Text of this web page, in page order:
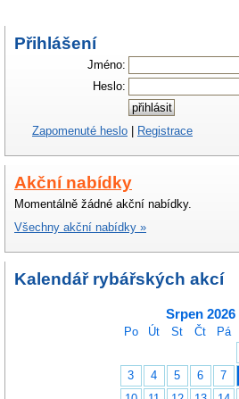
Přihlášení
Jméno:
Heslo:
Zapomenuté heslo Registrace
Akční nabídky
Momentálně žádné akční nabídky.
Všechny akční nabídky »
Kalendář rybářských akcí
Srpen 2026
Po Út St Čt Pá
3
4 5 6 7